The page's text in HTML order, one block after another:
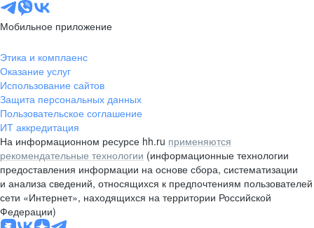
Мобильное приложение
Этика и комплаенс
Оказание услуг
Использование сайтов
Защита персональных данных
Пользовательское соглашение
ИТ аккредитация
На информационном ресурсе hh.ru применяются
рекомендательные технологии (информационные технологии
предоставления информации на основе сбора, систематизации
и анализа сведений, относящихся к предпочтениям пользователей
сети «Интернет», находящихся на территории Российской
Федерации)